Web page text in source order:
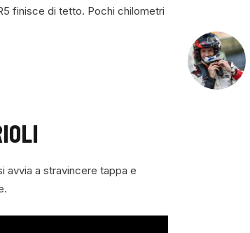
finisce di tetto. Pochi chilometri
avvia a stravincere tappa e